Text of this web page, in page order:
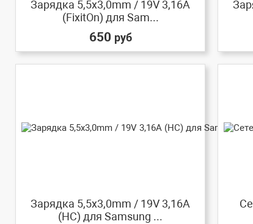
Зарядка 5,5x3,0mm / 19V 3,16A
(FixitOn) для Sam...
650 руб
Зарядка 5,5x3,0mm / 19V 3,16A
(HC) для Samsung ...